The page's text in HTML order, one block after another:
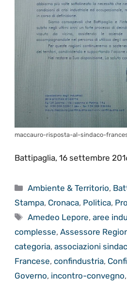
maccauro-risposta-al-sindaco-
Battipaglia, 16 settembre
Categorie
Ambiente & Territorio,
Stampa, Cronaca, Politica,
Tag
Amedeo Lepore,aree
complesse, Assessore
categoria, associazioni
Francese, confindustria,
Governo, incontro-convegno,